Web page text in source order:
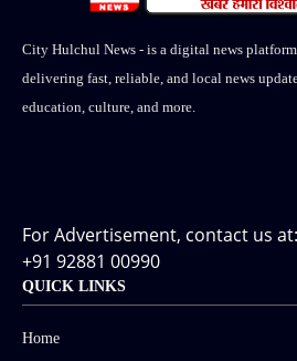
City Hulchul News - is a digital news platform
delivering fast, reliable, and local news
education, culture, and more.
For Advertisement, contact us at:
+91 92881 00990
QUICK LINKS
Home